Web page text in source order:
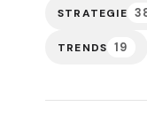
STRATEGIE
TRENDS 19